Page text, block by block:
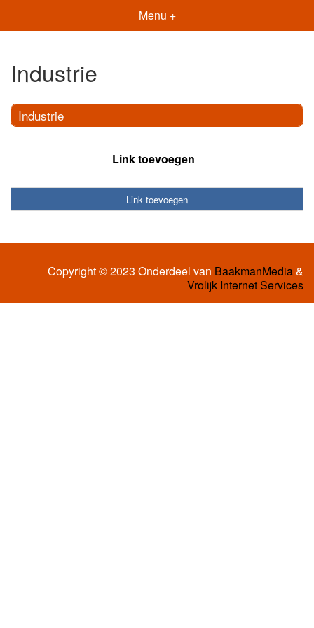
Menu +
Industrie
Industrie
Link toevoegen
Link toevoegen
Copyright © 2023 Onderdeel van BaakmanMedia&
Vrolijk Internet Services